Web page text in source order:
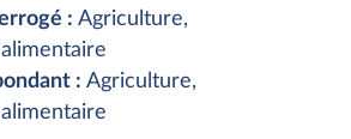
: Agriculture,
: Agriculture,